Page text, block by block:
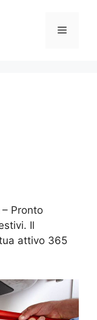
Menu
Pronto
Il
attivo 365